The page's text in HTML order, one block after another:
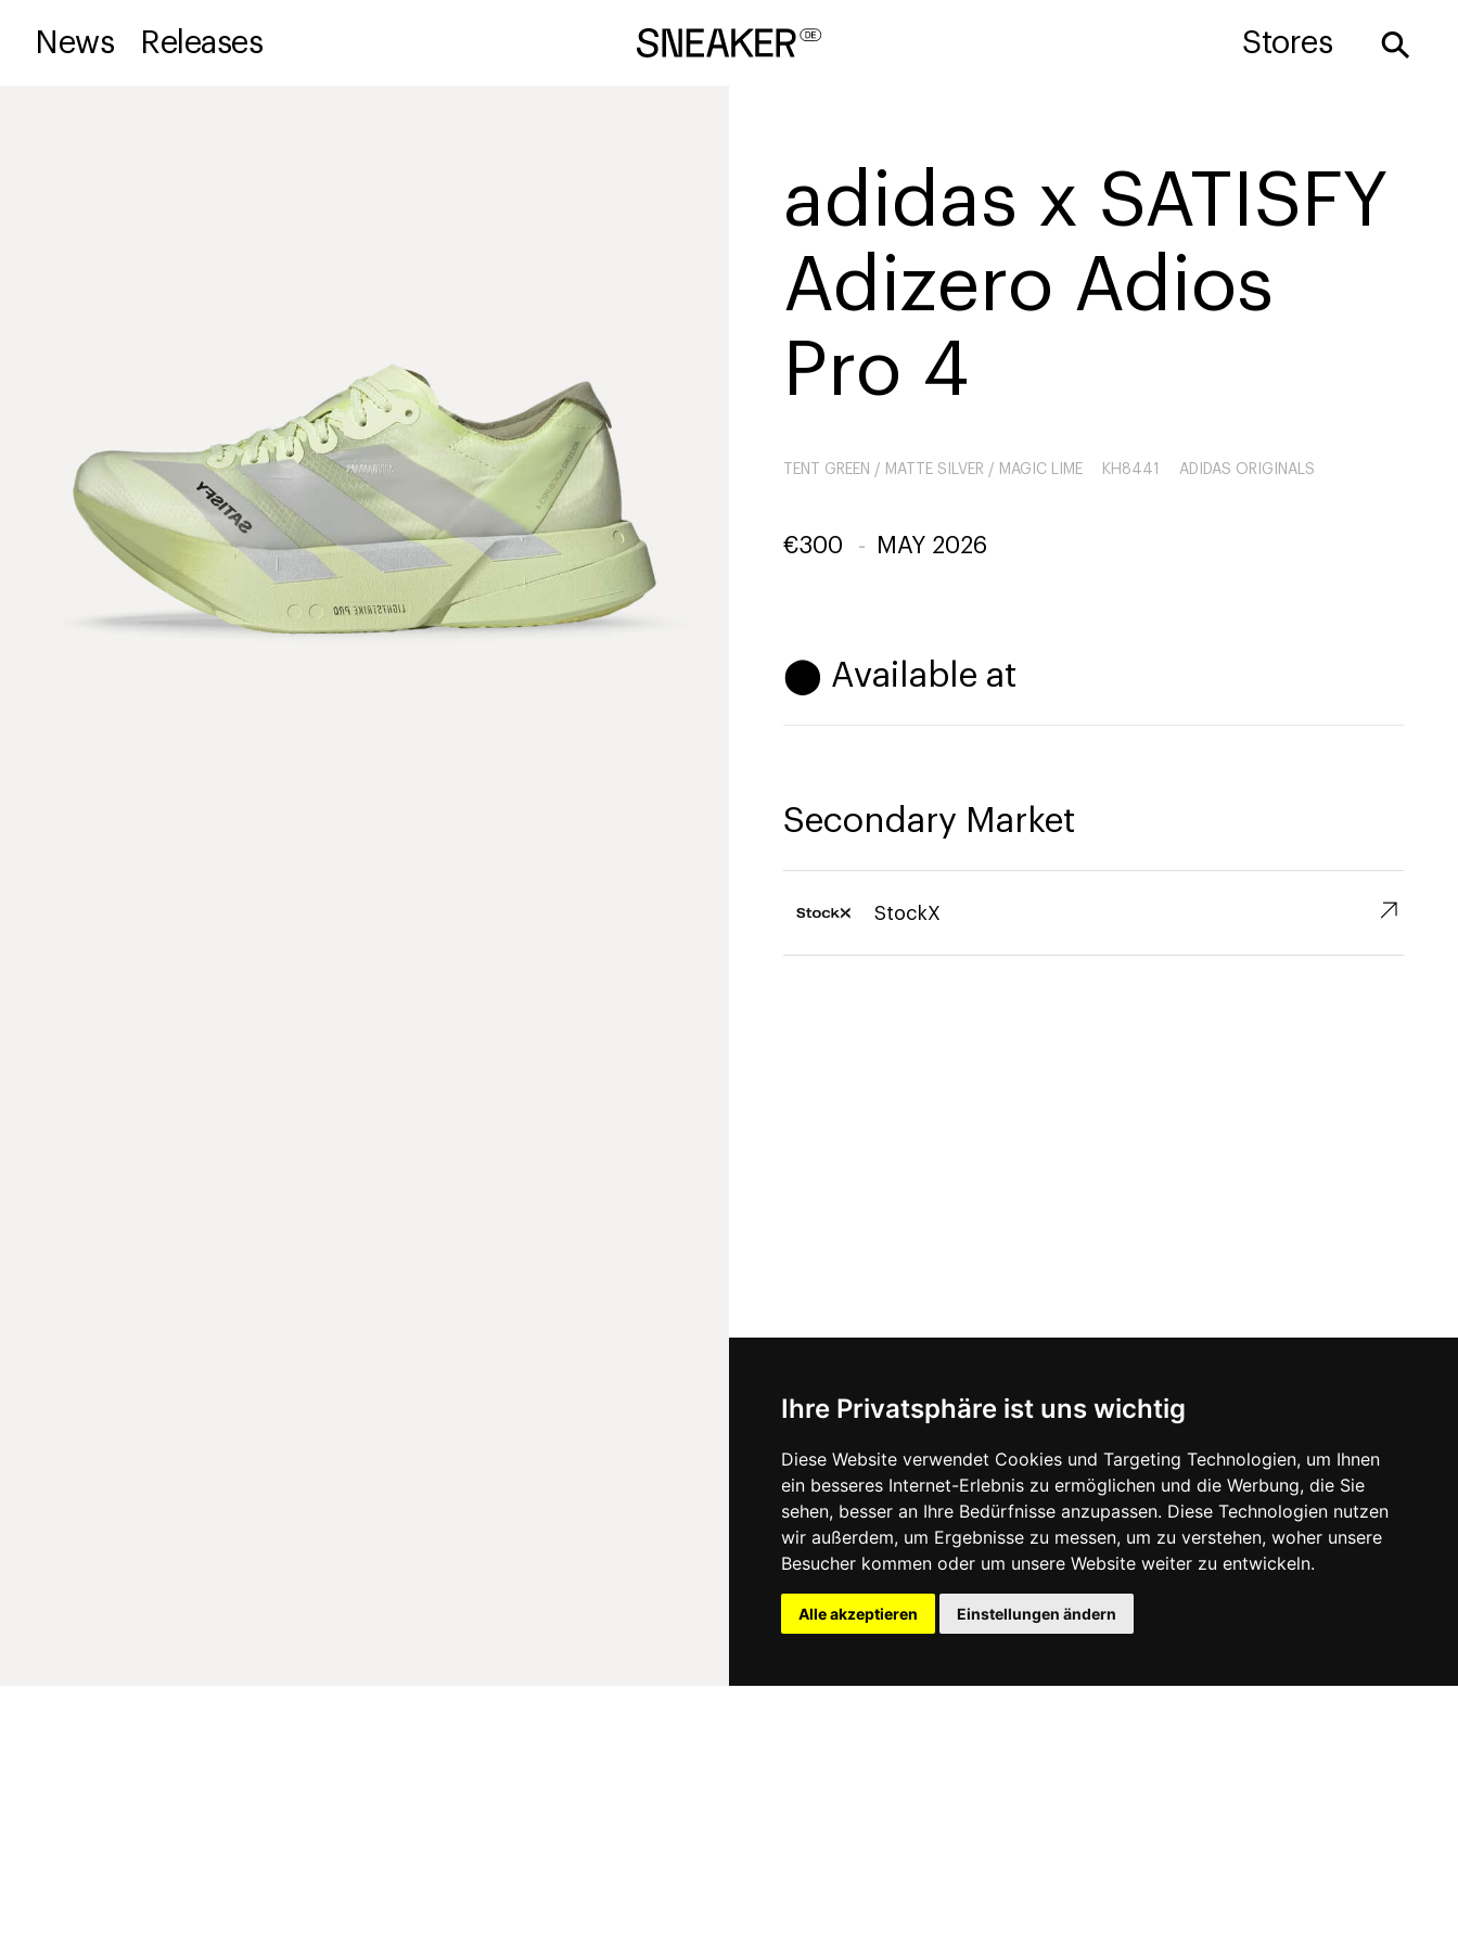
Ihre Privatsphäre ist uns wichtig
Diese Website verwendet Cookies und Targeting Technologien, um Ihnen
ein besseres Internet-Erlebnis zu ermöglichen und die Werbung, die Sie
sehen, besser an Ihre Bedürfnisse anzupassen. Diese Technologien nutzen
wir außerdem, um Ergebnisse zu messen, um zu verstehen, woher unsere
Besucher kommen oder um unsere Website weiter zu entwickeln.
Alle akzeptieren Einstellungen ändern
News Releases Stores ⚲
adidas x SATISFY
Adizero Adios
Pro 4
TENT GREEN / MATTE SILVER / MAGIC LIME KH8441 ADIDAS ORIGINALS
€300 - MAY 2026
⬤ Available at
Secondary Market
StockX ↗︎